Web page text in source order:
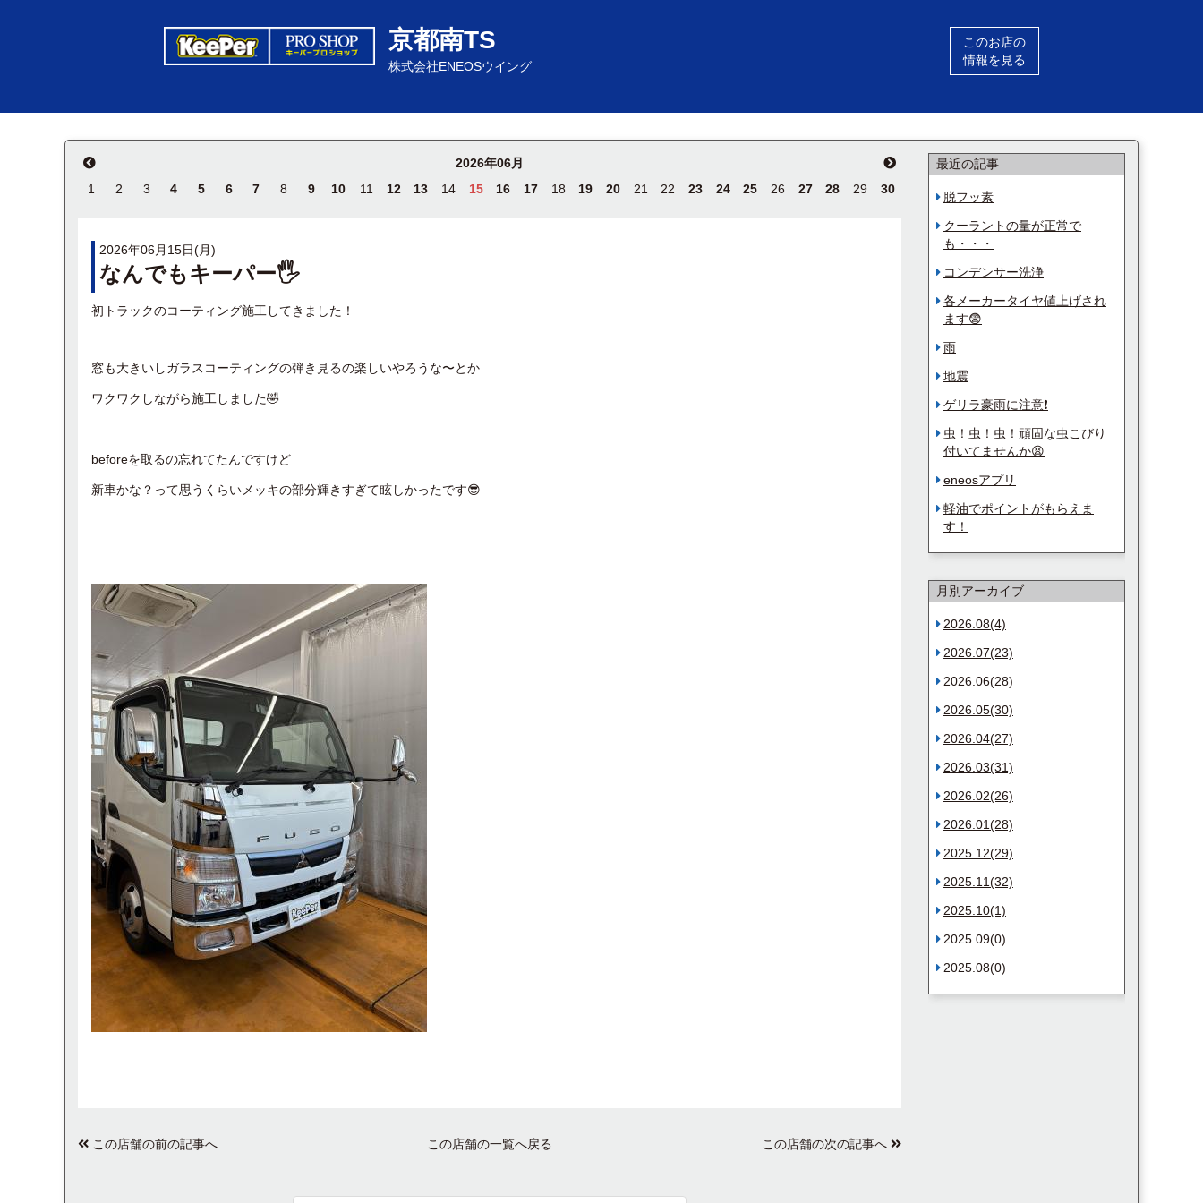
京都南TS
株式会社ENEOSウイング
このお店の
情報を見る
2026年06月
1
2 3 4 5 6 7 8 9 10 11 12 13 14 15 16 17 18 19 20 21 22 23 24 25 26 27 28 29 30
2026年06月15日(月)
なんでもキーパー🖐
初トラックのコーティング施工してきました！
窓も大きいしガラスコーティングの弾き見るの楽しいやろうな〜とか
ワクワクしながら施工しました🤣
beforeを取るの忘れてたんですけど
新車かな？って思うくらいメッキの部分輝きすぎて眩しかったです😎
この店舗の前の記事へ この店舗の一覧へ戻る この店舗の次の記事へ
最近の記事
脱フッ素
クーラントの量が正常で
も・・・
コンデンサー洗浄
各メーカータイヤ値上げされ
ます😨
雨
地震
ゲリラ豪雨に注意❗️
虫！虫！虫！頑固な虫こびり
付いてませんか😫
eneosアプリ
軽油でポイントがもらえま
す！
月別アーカイブ
2026.08(4)
2026.07(23)
2026.06(28)
2026.05(30)
2026.04(27)
2026.03(31)
2026.02(26)
2026.01(28)
2025.12(29)
2025.11(32)
2025.10(1)
2025.09(0)
2025.08(0)